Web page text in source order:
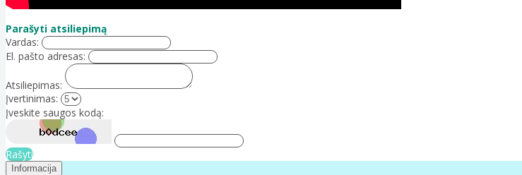
Parašyti atsiliepimą
Vardas:
El. pašto adresas:
Atsiliepimas:
Įvertinimas:
Įveskite saugos kodą:
Rašyti
Informacija